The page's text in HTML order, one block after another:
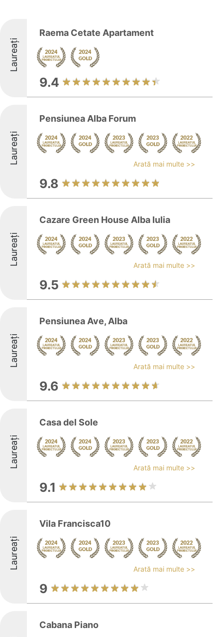
Laureați
Raema Cetate Apartament
9.4
Laureați
Pensiunea Alba Forum
Arată mai multe >>
9.8
Laureați
Cazare Green House Alba Iulia
Arată mai multe >>
9.5
Laureați
Pensiunea Ave, Alba
Arată mai multe >>
9.6
Laureați
Casa del Sole
Arată mai multe >>
9.1
Laureați
Vila Francisca10
Arată mai multe >>
9
Cabana Piano